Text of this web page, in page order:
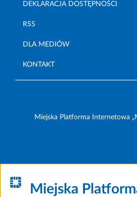
DEKLARACJA DOSTĘPNOŚCI
RSS
DLA MEDIÓW
KONTAKT
Miejska Platforma Internetowa
Miejska